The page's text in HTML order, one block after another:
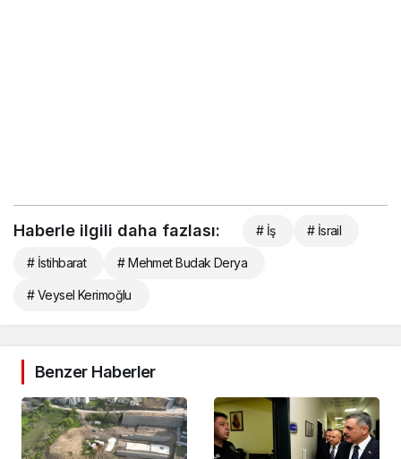
Haberle ilgili daha fazlası: # İş # İsrail
# İstihbarat # Mehmet Budak Derya
# Veysel Kerimoğlu
Benzer Haberler